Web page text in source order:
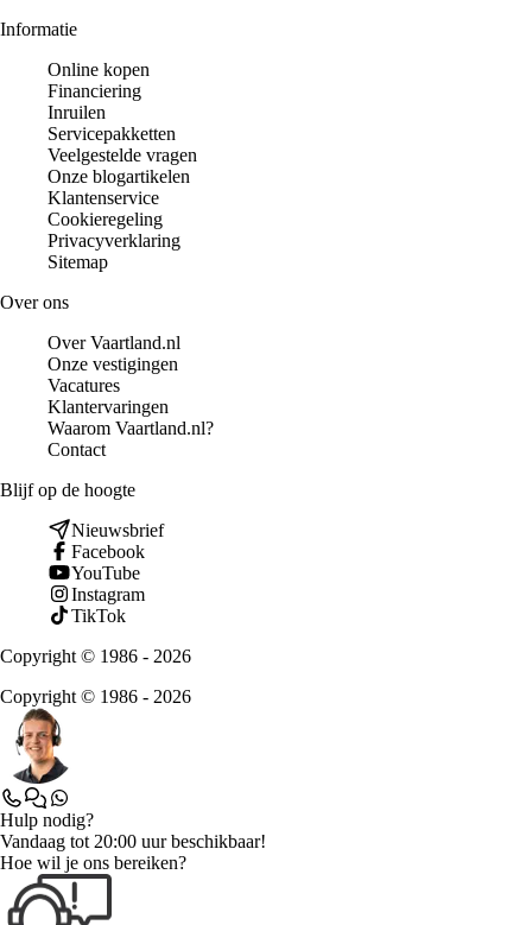
Informatie
Online kopen
Financiering
Inruilen
Servicepakketten
Veelgestelde vragen
Onze blogartikelen
Klantenservice
Cookieregeling
Privacyverklaring
Sitemap
Over ons
Over Vaartland.nl
Onze vestigingen
Vacatures
Klantervaringen
Waarom Vaartland.nl?
Contact
Blijf op de hoogte
Nieuwsbrief
Facebook
YouTube
Instagram
TikTok
Copyright © 1986 - 2026
Copyright © 1986 - 2026
Hulp nodig?
Vandaag tot 20:00 uur beschikbaar!
Hoe wil je ons bereiken?